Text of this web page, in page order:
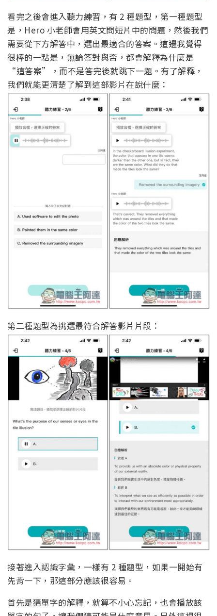
看完之後會進入聽力練習，有 2 種題型，第一種題型
是，Hero 小老師會用英文問短片中的問題，然後我們
需要從下方解答中，選出最適合的答案。這邊我覺得
很棒的一點是，無論答對與否，都會解釋為什麼是
“這答案”，而不是答完後就跳下一題。有了解釋，
我們就能更清楚了解到這部影片在說什麼：
第二種題型為挑選最符合解答影片片段：
接著進入認識字彙，一樣有 2 種題型，如果一開始有
先背一下，那這部分應該很容易。
首先是猜單字的解釋，就算不小心忘記，也會播放該